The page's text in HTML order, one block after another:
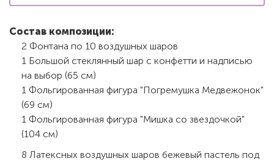
Состав композиции:
2 Фонтана по 10 воздушных шаров
1 Большой стеклянный шар с конфетти и надписью
на выбор (65 см)
1 Фольгированная фигура "Погремушка Медвежонок"
(69 см)
1 Фольгированная фигура "Мишка со звездочкой"
(104 см)
8 Латексных воздушных шаров бежевый пастель под